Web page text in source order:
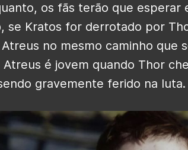
os fãs terão que esperar
se Kratos for derrotado por
no mesmo caminho que
Atreus é jovem quando Thor
gravemente ferido na luta.